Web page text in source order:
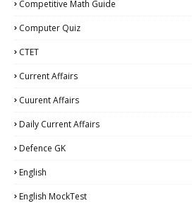
Competitive Math Guide
Computer Quiz
CTET
Current Affairs
Cuurent Affairs
Daily Current Affairs
Defence GK
English
English MockTest